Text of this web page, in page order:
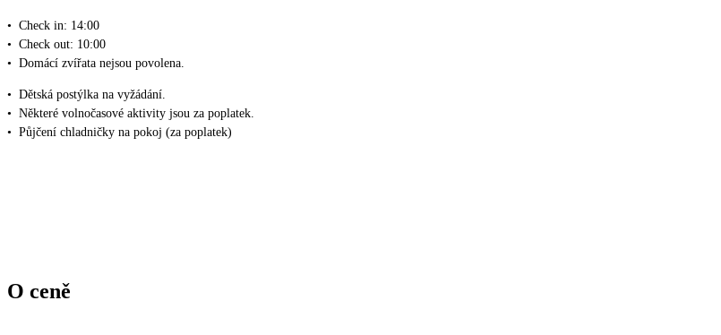
• Check in: 14:00
• Check out: 10:00
• Domácí zvířata nejsou povolena.
• Dětská postýlka na vyžádání.
• Některé volnočasové aktivity jsou za poplatek.
• Půjčení chladničky na pokoj (za poplatek)
O ceně